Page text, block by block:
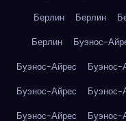
Берлин
Берлин
Берлин
Буэнос-
Буэнос-Айрес
Буэнос-
Буэнос-Айрес
Буэнос-
Буэнос-Айрес
Буэнос-